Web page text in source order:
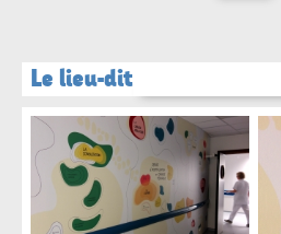
Le lieu-dit